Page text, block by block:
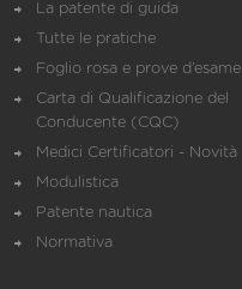
La patente di guida
Tutte le pratiche
Foglio rosa e prove d’esame
Carta di Qualificazione del
Conducente (CQC)
Medici Certificatori - Novità
Modulistica
Patente nautica
Normativa